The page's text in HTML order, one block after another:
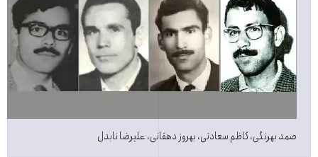
صمد بهرنگی، کاظم سعادتی، بهروز دهقانی، علیرضا نابدل